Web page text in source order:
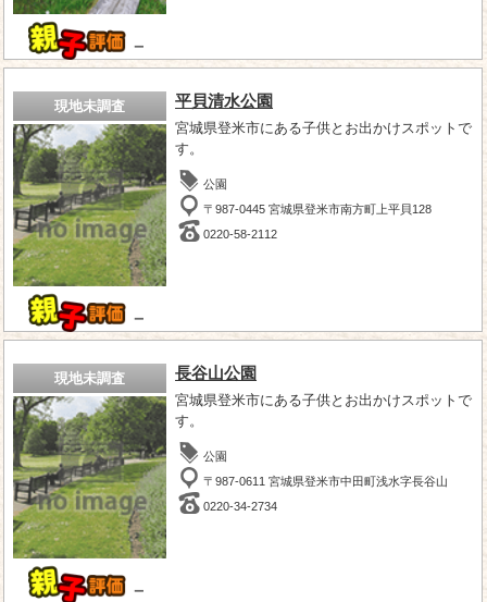
－
現地未調査
－
平貝清水公園
宮城県登米市にある子供とお出かけスポットで
す。
公園
〒987-0445 宮城県登米市南方町上平貝128
0220-58-2112
現地未調査
－
長谷山公園
宮城県登米市にある子供とお出かけスポットで
す。
公園
〒987-0611 宮城県登米市中田町浅水字長谷山
0220-34-2734